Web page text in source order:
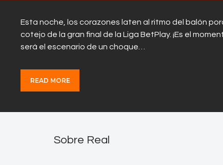
Esta noche, los corazones laten al ritmo del balón
cotejo de la gran final de la Liga BetPlay. ¡Es el
será el escenario de un choque…
READ MORE
Sobre Real